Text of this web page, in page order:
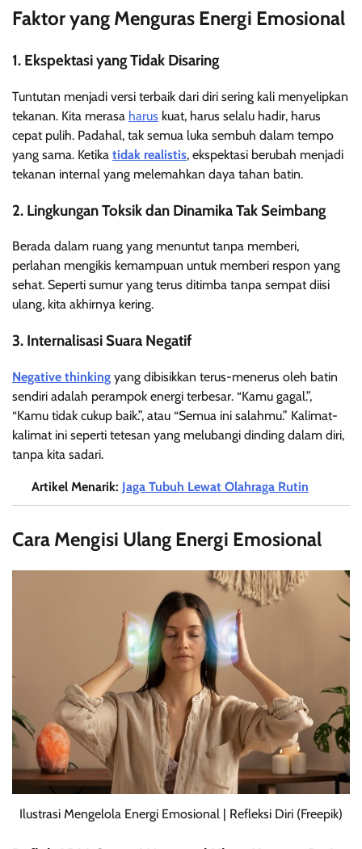
Faktor yang Menguras Energi Emosional
1. Ekspektasi yang Tidak Disaring
Tuntutan menjadi versi terbaik dari diri sering kali menyelipkan
tekanan. Kita merasa harus kuat, harus selalu hadir, harus
cepat pulih. Padahal, tak semua luka sembuh dalam tempo
yang sama. Ketika tidak realistis, ekspektasi berubah menjadi
tekanan internal yang melemahkan daya tahan batin.
2. Lingkungan Toksik dan Dinamika Tak Seimbang
Berada dalam ruang yang menuntut tanpa memberi,
perlahan mengikis kemampuan untuk memberi respon yang
sehat. Seperti sumur yang terus ditimba tanpa sempat diisi
ulang, kita akhirnya kering.
3. Internalisasi Suara Negatif
Negative thinking yang dibisikkan terus-menerus oleh batin
sendiri adalah perampok energi terbesar. “Kamu gagal.”,
“Kamu tidak cukup baik.”, atau “Semua ini salahmu.” Kalimat-
kalimat ini seperti tetesan yang melubangi dinding dalam diri,
tanpa kita sadari.
Artikel Menarik: Jaga Tubuh Lewat Olahraga Rutin
Cara Mengisi Ulang Energi Emosional
Ilustrasi Mengelola Energi Emosional | Refleksi Diri (Freepik)